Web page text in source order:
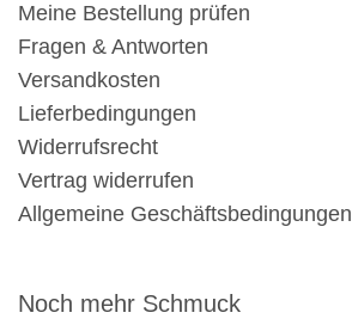
Meine Bestellung prüfen
Fragen & Antworten
Versandkosten
Lieferbedingungen
Widerrufsrecht
Vertrag widerrufen
Allgemeine Geschäftsbedingungen
Noch mehr Schmuck